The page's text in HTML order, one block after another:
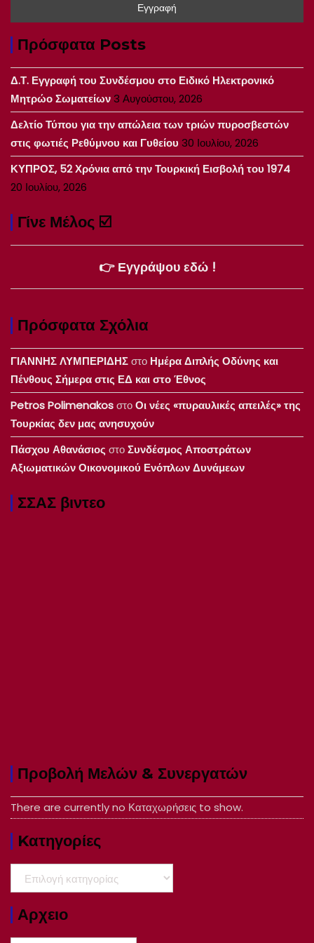
Πρόσφατα Posts
Δ.Τ. Εγγραφή του Συνδέσμου στο Ειδικό Ηλεκτρονικό
Μητρώο Σωματείων3 Αυγούστου, 2026
Δελτίο Τύπου για την απώλεια των τριών πυροσβεστών
στις φωτιές Ρεθύμνου και Γυθείου 30 Ιουλίου, 2026
ΚΥΠΡΟΣ, 52 Χρόνια από την Τουρκική Εισβολή του 1974
20 Ιουλίου, 2026
Γίνε Μέλος ☑️
👉 Εγγράψου εδώ !
Πρόσφατα Σχόλια
ΓΙΑΝΝΗΣ ΛΥΜΠΕΡΙΔΗΣστο Ημέρα Διπλής Οδύνης και
Πένθους Σήμερα στις ΕΔ και στο Έθνος
Petros PolimenakosστοΟι νέες «πυραυλικές απειλές» της
Τουρκίας δεν μας ανησυχούν
Πάσχου Αθανάσιος στοΣυνδέσμος Αποστράτων
Αξιωματικών Οικονομικού Ενόπλων Δυνάμεων
ΣΣΑΣ βιντεο
Προβολή Μελών & Συνεργατών
There are currently no Καταχωρήσεις to show.
Kατηγορίες
Kατηγορίες
Αρχειο